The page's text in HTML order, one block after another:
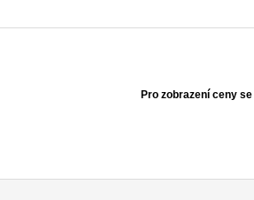
Pro zobrazení ceny se